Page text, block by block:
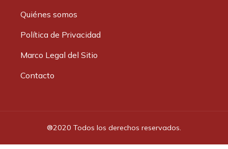
Quiénes somos
Política de Privacidad
Marco Legal del Sitio
Contacto
®2020 Todos los derechos reservados.